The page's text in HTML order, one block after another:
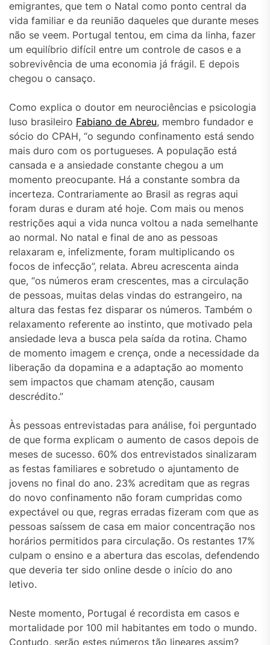
emigrantes, que tem o Natal como ponto central da
vida familiar e da reunião daqueles que durante meses
não se veem. Portugal tentou, em cima da linha, fazer
um equilíbrio difícil entre um controle de casos e a
sobrevivência de uma economia já frágil. E depois
chegou o cansaço.
Como explica o doutor em neurociências e psicologia
luso brasileiro Fabiano de Abreu, membro fundador e
sócio do CPAH, “o segundo confinamento está sendo
mais duro com os portugueses. A população está
cansada e a ansiedade constante chegou a um
momento preocupante. Há a constante sombra da
incerteza. Contrariamente ao Brasil as regras aqui
foram duras e duram até hoje. Com mais ou menos
restrições aqui a vida nunca voltou a nada semelhante
ao normal. No natal e final de ano as pessoas
relaxaram e, infelizmente, foram multiplicando os
focos de infecção”, relata. Abreu acrescenta ainda
que, “os números eram crescentes, mas a circulação
de pessoas, muitas delas vindas do estrangeiro, na
altura das festas fez disparar os números. Também o
relaxamento referente ao instinto, que motivado pela
ansiedade leva a busca pela saída da rotina. Chamo
de momento imagem e crença, onde a necessidade da
liberação da dopamina e a adaptação ao momento
sem impactos que chamam atenção, causam
descrédito.”
Às pessoas entrevistadas para análise, foi perguntado
de que forma explicam o aumento de casos depois de
meses de sucesso. 60% dos entrevistados sinalizaram
as festas familiares e sobretudo o ajuntamento de
jovens no final do ano. 23% acreditam que as regras
do novo confinamento não foram cumpridas como
expectável ou que, regras erradas fizeram com que as
pessoas saíssem de casa em maior concentração nos
horários permitidos para circulação. Os restantes 17%
culpam o ensino e a abertura das escolas, defendendo
que deveria ter sido online desde o início do ano
letivo.
Neste momento, Portugal é recordista em casos e
mortalidade por 100 mil habitantes em todo o mundo.
Contudo, serão estes números tão lineares assim?